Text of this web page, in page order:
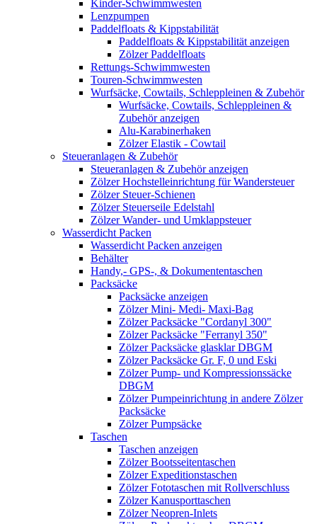
Kinder-Schwimmwesten
Lenzpumpen
Paddelfloats & Kippstabilität
Paddelfloats & Kippstabilität anzeigen
Zölzer Paddelfloats
Rettungs-Schwimmwesten
Touren-Schwimmwesten
Wurfsäcke, Cowtails, Schleppleinen & Zubehör
Wurfsäcke, Cowtails, Schleppleinen &
Zubehör anzeigen
Alu-Karabinerhaken
Zölzer Elastik - Cowtail
Steueranlagen & Zubehör
Steueranlagen & Zubehör anzeigen
Zölzer Hochstelleinrichtung für Wandersteuer
Zölzer Steuer-Schienen
Zölzer Steuerseile Edelstahl
Zölzer Wander- und Umklappsteuer
Wasserdicht Packen
Wasserdicht Packen anzeigen
Behälter
Handy,- GPS-, & Dokumententaschen
Packsäcke
Packsäcke anzeigen
Zölzer Mini- Medi- Maxi-Bag
Zölzer Packsäcke "Cordanyl 300"
Zölzer Packsäcke "Ferranyl 350"
Zölzer Packsäcke glasklar DBGM
Zölzer Packsäcke Gr. F, 0 und Eski
Zölzer Pump- und Kompressionssäcke
DBGM
Zölzer Pumpeinrichtung in andere Zölzer
Packsäcke
Zölzer Pumpsäcke
Taschen
Taschen anzeigen
Zölzer Bootsseitentaschen
Zölzer Expeditionstaschen
Zölzer Fototaschen mit Rollverschluss
Zölzer Kanusporttaschen
Zölzer Neopren-Inlets